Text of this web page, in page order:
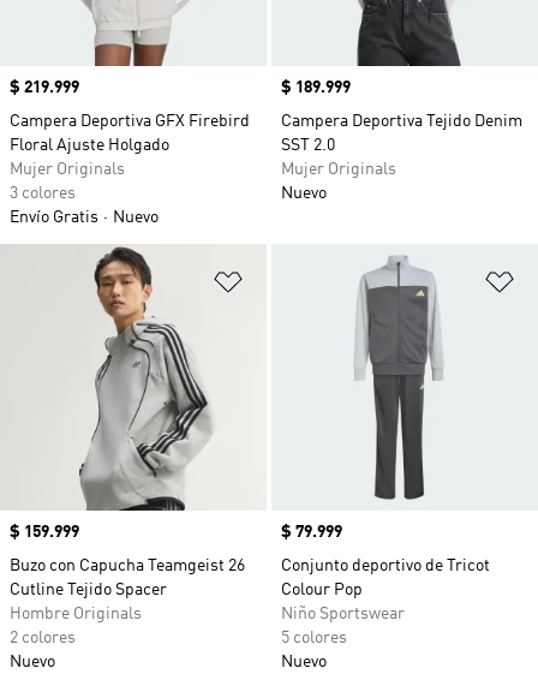
Precio
$ 219.999
Campera Deportiva GFX Firebird
Floral Ajuste Holgado
Mujer Originals
3 colores
Envío Gratis
Nuevo
Precio
$ 189.999
Campera Deportiva Tejido Denim
SST 2.0
Mujer Originals
Nuevo
Añadir a la lista de deseos
Precio
$ 159.999
Buzo con Capucha Teamgeist 26
Cutline Tejido Spacer
Hombre Originals
2 colores
Nuevo
Precio
$ 79.999
Conjunto deportivo de Tricot
Colour Pop
Niño Sportswear
5 colores
Nuevo